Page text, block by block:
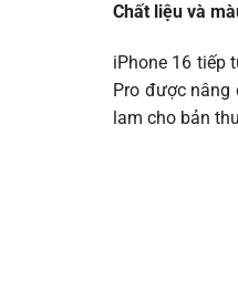
Chất liệu và
iPhone 16 tiếp
Pro được nâng
lam cho bản